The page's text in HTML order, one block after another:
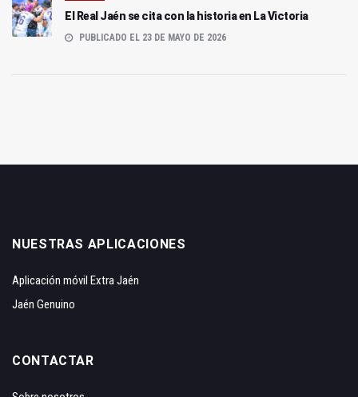
El Real Jaén se cita con la historia en La Victoria
PUBLICADO EL 23 DE MAYO DE 2026
NUESTRAS APLICACIONES
Aplicación móvil Extra Jaén
Jaén Genuino
CONTACTAR